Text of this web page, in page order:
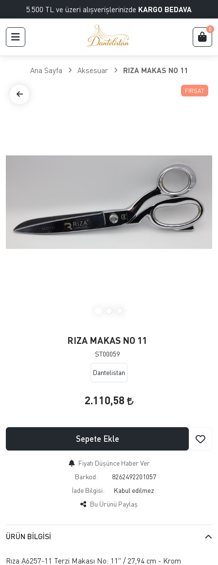
5.500 TL ve üzeri alışverişlerinizde KARGO BEDAVA
0
Ana Sayfa Aksesuar RIZA MAKAS NO 11
FIRSAT
RIZA MAKAS NO 11
ST00059
Dantelistan
2.110,58
Sepete Ekle
Fiyatı Düşünce Haber Ver
Barkod:
8262492201057
İade Bilgisi:
Bu Ürünü Paylaş
ÜRÜN BILGISI
Rıza A6257-11 Terzi Makası No: 11" / 27,94 cm - Krom